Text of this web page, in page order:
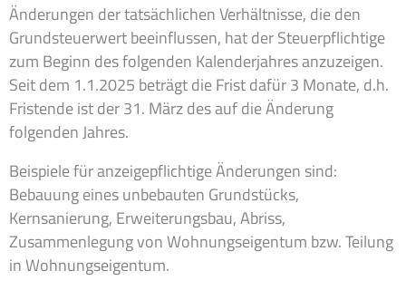
Änderungen der tatsächlichen Verhältnisse, die den
Grundsteuerwert beeinflussen, hat der Steuerpflichtige
zum Beginn des folgenden Kalenderjahres anzuzeigen.
Seit dem 1.1.2025 beträgt die Frist dafür 3 Monate, d.h.
Fristende ist der 31. März des auf die Änderung
folgenden Jahres.
Beispiele für anzeigepflichtige Änderungen sind:
Bebauung eines unbebauten Grundstücks,
Kernsanierung, Erweiterungsbau, Abriss,
Zusammenlegung von Wohnungseigentum bzw. Teilung
in Wohnungseigentum.